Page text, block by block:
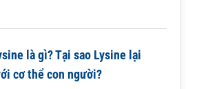
là gì? Tại sao Lysine lại
cơ thể con người?